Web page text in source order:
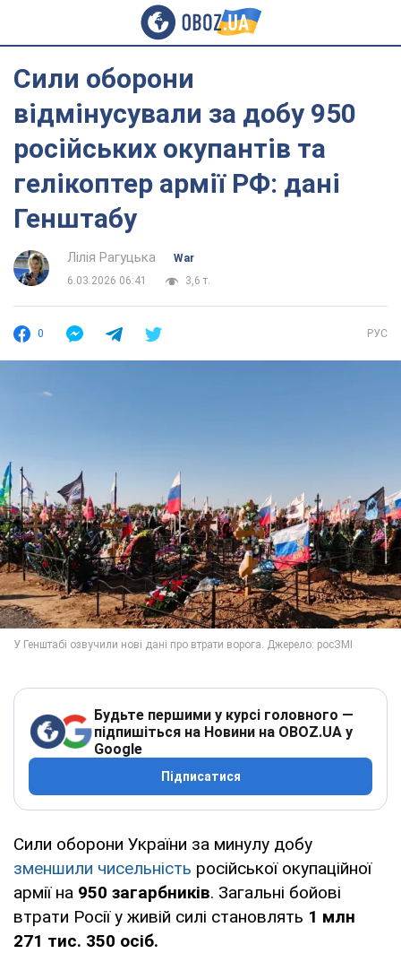
Сили оборони
відмінусували за добу 950
російських окупантів та
гелікоптер армії РФ: дані
Генштабу
Лілія Рагуцька
War
6.03.2026 06:41
3,6 т.
0 РУС
Будьте першими у курсі головного —
підпишіться на Новини на OBOZ.UA у
Google
Підписатися
Сили оборони України за минулу добу
зменшили чисельність російської окупаційної
армії на 950 загарбників. Загальні бойові
втрати Росії у живій силі становлять 1 млн
271 тис. 350 осіб.